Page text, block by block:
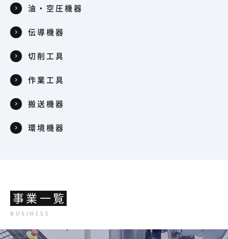
油・空圧機器
伝導機器
切削工具
作業工具
搬送機器
環境機器
事業一覧